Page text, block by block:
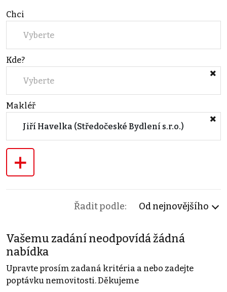
Chci
Vyberte
Kde?
Vyberte
Makléř
Jiří Havelka (Středočeské Bydlení s.r.o.)
+
Řadit podle: Od nejnovějšího
Vašemu zadání neodpovídá žádná
nabídka
Upravte prosím zadaná kritéria a nebo zadejte
poptávku nemovitosti. Děkujeme